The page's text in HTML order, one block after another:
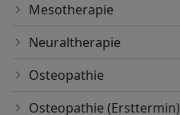
Mesotherapie
Neuraltherapie
Osteopathie
Osteopathie (Ersttermin)